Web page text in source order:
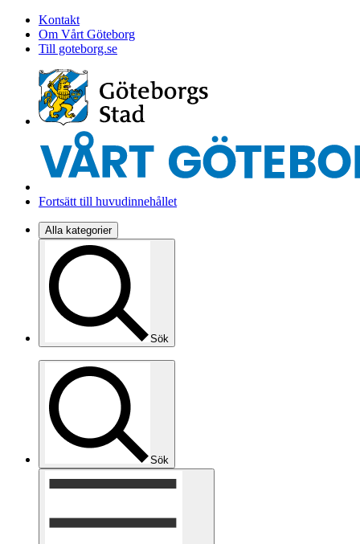
Kontakt
Om Vårt Göteborg
Till goteborg.se
Fortsätt till huvudinnehållet
Alla kategorier
Sök
Sök